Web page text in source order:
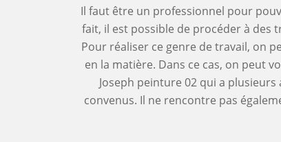
Il faut être un professionnel pour
fait, il est possible de procéder à des
Pour réaliser ce genre de travail, on
en la matière. Dans ce cas, on peut
Joseph peinture 02 qui a
convenus. Il ne rencontre pas